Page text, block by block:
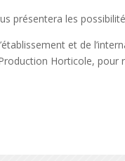
présentera les
et de
Horticole, pour